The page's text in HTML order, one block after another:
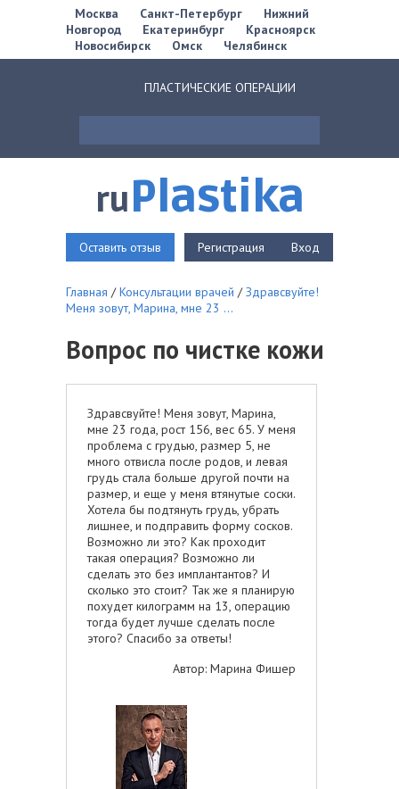
Москва Санкт-Петербург
Нижний
Новгород
Екатеринбург
Красноярск
Новосибирск
Омск Челябинск
ПЛАСТИЧЕСКИЕ ОПЕРАЦИИ
ruPlastika
Оставить отзыв Регистрация Вход
Главная /Консультации врачей /Здравсвуйте!
Меня зовут, Марина, мне 23 ...
Вопрос по чистке кожи
Здравсвуйте! Меня зовут, Марина,
мне 23 года, рост 156, вес 65. У меня
проблема с грудью, размер 5, не
много отвисла после родов, и левая
грудь стала больше другой почти на
размер, и еще у меня втянутые соски.
Хотела бы подтянуть грудь, убрать
лишнее, и подправить форму сосков.
Возможно ли это? Как проходит
такая операция? Возможно ли
сделать это без имплантантов? И
сколько это стоит? Так же я планирую
похудет килограмм на 13, операцию
тогда будет лучше сделать после
этого? Спасибо за ответы!
Автор: Марина Фишер